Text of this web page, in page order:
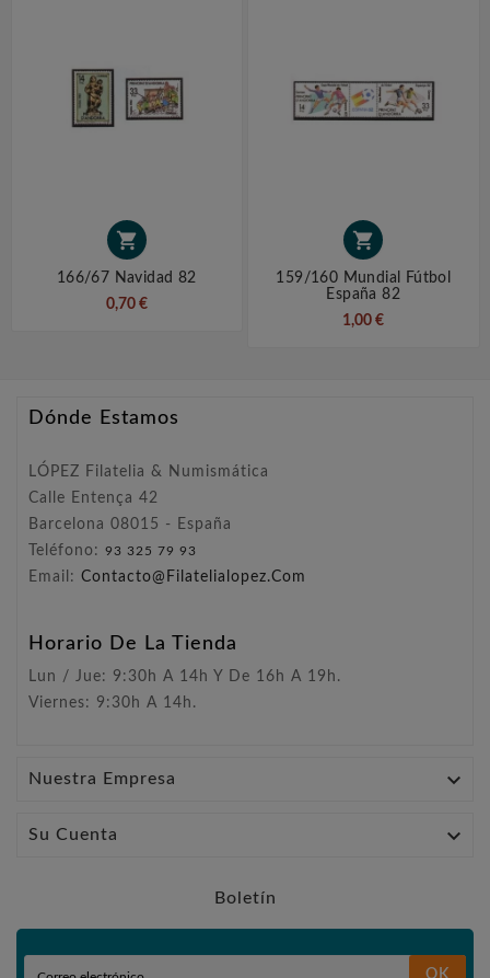

166/67 Navidad 82
0,70 €

159/160 Mundial Fútbol
España 82
1,00 €
Dónde Estamos
LÓPEZ Filatelia & Numismática
Calle Entença 42
Barcelona 08015 - España
Teléfono: 93 325 79 93
Email: Contacto@filatelialopez.com
Horario De La Tienda
Lun / Jue: 9:30h A 14h Y De 16h A 19h.
Viernes: 9:30h A 14h.
Nuestra Empresa 
Su Cuenta 
Boletín